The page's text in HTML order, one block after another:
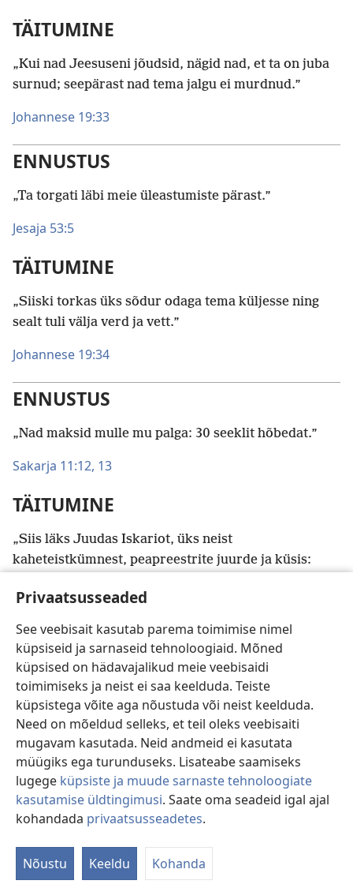
Privaatsusseaded
See veebisait kasutab parema toimimise nimel
küpsiseid ja sarnaseid tehnoloogiaid. Mõned
küpsised on hädavajalikud meie veebisaidi
toimimiseks ja neist ei saa keelduda. Teiste
küpsistega võite aga nõustuda või neist keelduda.
Need on mõeldud selleks, et teil oleks veebisaiti
mugavam kasutada. Neid andmeid ei kasutata
müügiks ega turunduseks. Lisateabe saamiseks
lugege küpsiste ja muude sarnaste tehnoloogiate
kasutamise üldtingimusi. Saate oma seadeid igal ajal
kohandada privaatsusseadetes.
Nõustu Keeldu Kohanda
TÄITUMINE
„Kui nad Jeesuseni jõudsid, nägid nad, et ta on juba
surnud; seepärast nad tema jalgu ei murdnud.”
Johannese 19:33
ENNUSTUS
„Ta torgati läbi meie üleastumiste pärast.”
Jesaja 53:5
TÄITUMINE
„Siiski torkas üks sõdur odaga tema küljesse ning
sealt tuli välja verd ja vett.”
Johannese 19:34
ENNUSTUS
„Nad maksid mulle mu palga: 30 seeklit hõbedat.”
Sakarja 11:12, 13
TÄITUMINE
„Siis läks Juudas Iskariot, üks neist
kaheteistkümnest, peapreestrite juurde ja küsis:
Nad lubasid anda talle 30 hõbetükki.”
Matteuse 26:14, 15;27:5
Tagasi Edasi
Selle väljaande autoriõigused
Copyright© 2026 Watch Tower Bible and Tract Society of
Pennsylvania.
KASUTUSTINGIMUSED
PRIVAATSUSSEADED